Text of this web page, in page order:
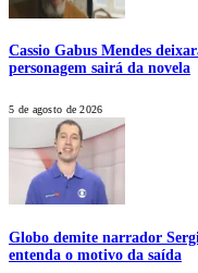
Cassio Gabus Mendes
personagem sairá da novela
5 de agosto de 2026
Globo demite narrador
entenda o motivo da saída